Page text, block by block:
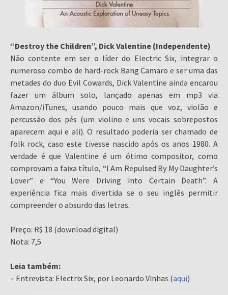
“Destroy the Children”, Dick Valentine (Independente)
Não contente em ser o líder do Electric Six, integrar o
numeroso combo de hard-rock Bang Camaro e ser uma das
metades do duo Evil Cowards, Dick Valentine ainda encarou
fazer um álbum solo, lançado apenas em mp3 via
Amazon/iTunes, usando pouco mais que voz, violão e
percussão dos pés (um violino e uns vocais sobrepostos
aparecem aqui e ali). O resultado poderia ser chamado de
folk rock, caso este tivesse nascido após os anos 1980. A
verdade é que Valentine é um ótimo compositor, como
comprovam a faixa título, “I Am Repulsed By My Daughter’s
Lover” e “You Were Driving into Certain Death”. A
experiência fica mais divertida se o seu inglês permitir
compreender o absurdo das letras.
Preço: R$ 18 (download digital)
Nota: 7,5
Leia também:
– Entrevista: Electrix Six, por Leonardo Vinhas (aqui)